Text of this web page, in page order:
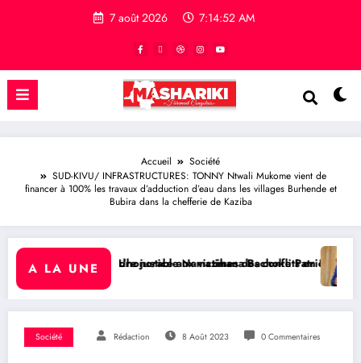
7 août 2026 7:14:53 AM
Accueil
Société
SUD-KIVU/ INFRASTRUCTURES: TONNY Ntwali Mukome vient de
financer à 100% les travaux d’adduction d’eau dans les villages Burhende et
Bubira dans la chefferie de Kaziba
A LA UNE
aux victimes des conflits en RDC
Namazihana Bachoke Patrick Baka salue la suspension de
RDC/ POLITIQUE :
Société Rédaction 8 Août 2023 0 Commentaires